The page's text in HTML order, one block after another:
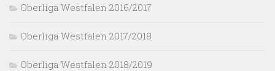
Oberliga Westfalen 2016/2017
Oberliga Westfalen 2017/2018
Oberliga Westfalen 2018/2019